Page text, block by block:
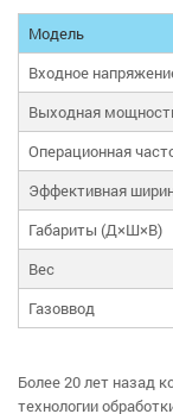
Модель
Входное
Выходная
Операционная
Эффективная
Габариты (Д×Ш×В)
Вес
Газоввод
Более 20 лет назад
технологии